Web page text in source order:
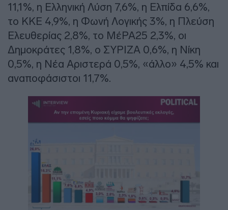
11,1%, η Ελληνική Λύση 7,6%, η Ελπίδα 6,6%,
το ΚΚΕ 4,9%, η Φωνή Λογικής 3%, η Πλεύση
Ελευθερίας 2,8%, το ΜέΡΑ25 2,3%, οι
Δημοκράτες 1,8%, ο ΣΥΡΙΖΑ 0,6%, η Νίκη
0,5%, η Νέα Αριστερά 0,5%, «άλλο» 4,5% και
αναποφάσιστοι 11,7%.